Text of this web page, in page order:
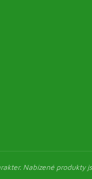
Nabízené produkty